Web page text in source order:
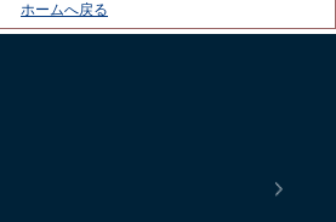
ホームへ戻る